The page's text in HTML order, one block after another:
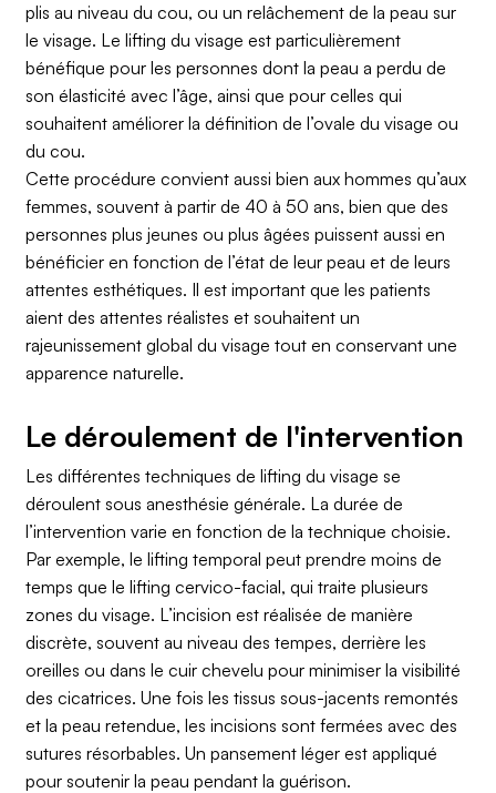
plis au niveau du cou, ou un relâchement de la peau sur
le visage. Le lifting du visage est particulièrement
bénéfique pour les personnes dont la peau a perdu de
son élasticité avec l’âge, ainsi que pour celles qui
souhaitent améliorer la définition de l’ovale du visage ou
du cou.
Cette procédure convient aussi bien aux hommes qu’aux
femmes, souvent à partir de 40 à 50 ans, bien que des
personnes plus jeunes ou plus âgées puissent aussi en
bénéficier en fonction de l’état de leur peau et de leurs
attentes esthétiques. Il est important que les patients
aient des attentes réalistes et souhaitent un
rajeunissement global du visage tout en conservant une
apparence naturelle.
Le déroulement de l'intervention
Les différentes techniques de lifting du visage se
déroulent sous anesthésie générale. La durée de
l’intervention varie en fonction de la technique choisie.
Par exemple, le lifting temporal peut prendre moins de
temps que le lifting cervico-facial, qui traite plusieurs
zones du visage. L’incision est réalisée de manière
discrète, souvent au niveau des tempes, derrière les
oreilles ou dans le cuir chevelu pour minimiser la visibilité
des cicatrices. Une fois les tissus sous-jacents remontés
et la peau retendue, les incisions sont fermées avec des
sutures résorbables. Un pansement léger est appliqué
pour soutenir la peau pendant la guérison.